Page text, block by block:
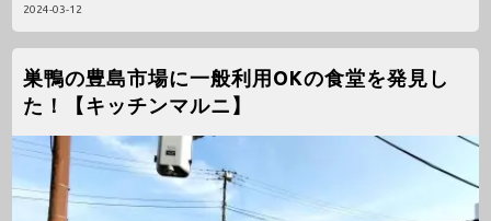
2024-03-12
巣鴨の豊島市場に一般利用OKの食堂を発見し
た！【キッチンマルニ】